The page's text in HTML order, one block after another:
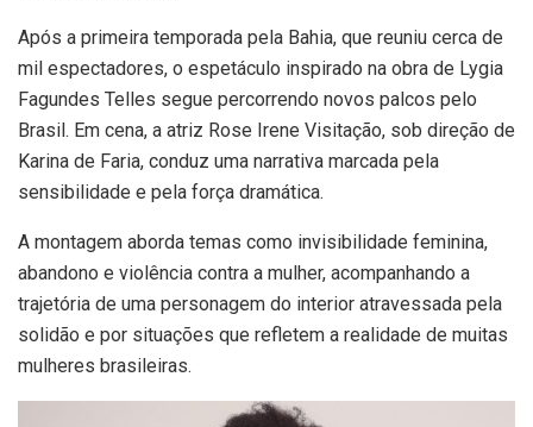
Após a primeira temporada pela Bahia, que reuniu cerca de
mil espectadores, o espetáculo inspirado na obra de Lygia
Fagundes Telles segue percorrendo novos palcos pelo
Brasil. Em cena, a atriz Rose Irene Visitação, sob direção de
Karina de Faria, conduz uma narrativa marcada pela
sensibilidade e pela força dramática.
A montagem aborda temas como invisibilidade feminina,
abandono e violência contra a mulher, acompanhando a
trajetória de uma personagem do interior atravessada pela
solidão e por situações que refletem a realidade de muitas
mulheres brasileiras.